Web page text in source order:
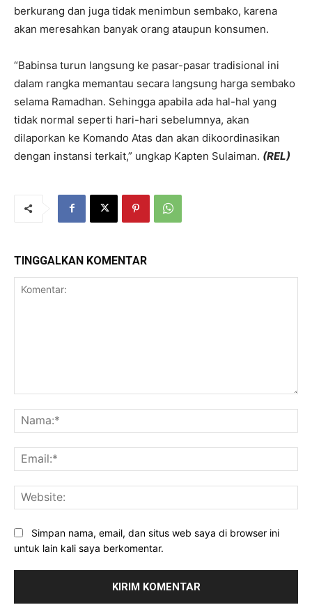
berkurang dan juga tidak menimbun sembako, karena
akan meresahkan banyak orang ataupun konsumen.
“Babinsa turun langsung ke pasar-pasar tradisional ini
dalam rangka memantau secara langsung harga sembako
selama Ramadhan. Sehingga apabila ada hal-hal yang
tidak normal seperti hari-hari sebelumnya, akan
dilaporkan ke Komando Atas dan akan dikoordinasikan
dengan instansi terkait,” ungkap Kapten Sulaiman. (REL)
TINGGALKAN KOMENTAR
Simpan nama, email, dan situs web saya di browser ini
untuk lain kali saya berkomentar.